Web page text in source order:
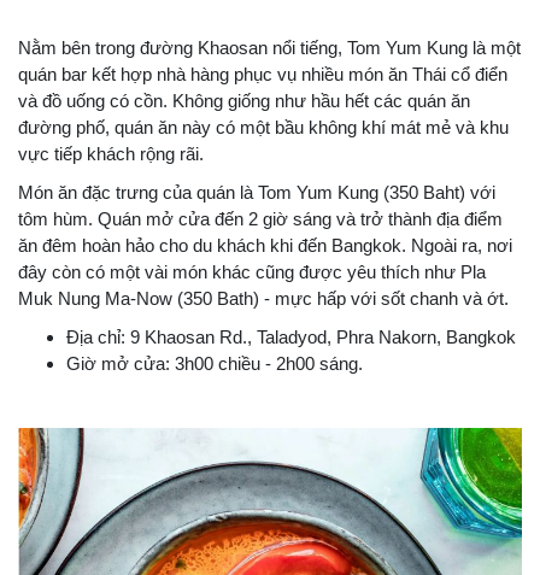
Nằm bên trong đường Khaosan nổi tiếng, Tom Yum Kung là một
quán bar kết hợp nhà hàng phục vụ nhiều món ăn Thái cổ điển
và đồ uống có cồn. Không giống như hầu hết các quán ăn
đường phố, quán ăn này có một bầu không khí mát mẻ và khu
vực tiếp khách rộng rãi.
Món ăn đặc trưng của quán là Tom Yum Kung (350 Baht) với
tôm hùm. Quán mở cửa đến 2 giờ sáng và trở thành địa điểm
ăn đêm hoàn hảo cho du khách khi đến Bangkok. Ngoài ra, nơi
đây còn có một vài món khác cũng được yêu thích như Pla
Muk Nung Ma-Now (350 Bath) - mực hấp với sốt chanh và ớt.
Địa chỉ: 9 Khaosan Rd., Taladyod, Phra Nakorn, Bangkok
Giờ mở cửa: 3h00 chiều - 2h00 sáng.